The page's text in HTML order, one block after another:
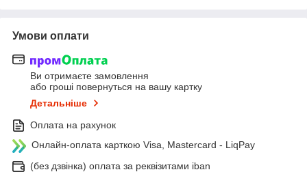
Умови оплати
Ви отримаєте замовлення
або гроші повернуться на вашу картку
Детальніше
Оплата на рахунок
Онлайн-оплата карткою Visa, Mastercard - LiqPay
(без дзвінка) оплата за реквізитами iban